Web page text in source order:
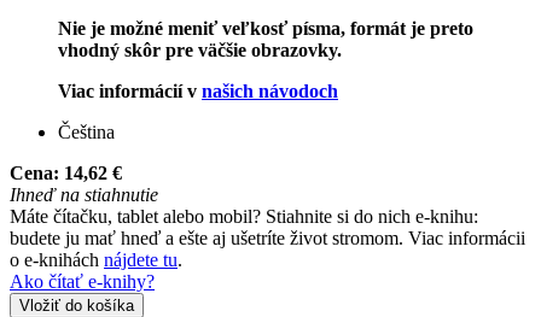
Nie je možné meniť veľkosť písma, formát je preto
vhodný skôr pre väčšie obrazovky.
Viac informácií v našich návodoch
Čeština
Cena: 14,62 €
Ihneď na stiahnutie
Máte čítačku, tablet alebo mobil? Stiahnite si do nich e-knihu:
budete ju mať hneď a ešte aj ušetríte život stromom. Viac informácii
o e-knihách nájdete tu.
Ako čítať e-knihy?
Vložiť do košíka